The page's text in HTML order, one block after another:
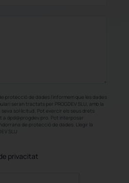
protecció de dades l'informem que les dades
seran tractats per PROGDEV SLU, amb la
sol·licitud. Pot exercir els seus drets
a dpd@progdev.pro. Pot interposar
de protecció de dades. Llegir la
SLU
privacitat